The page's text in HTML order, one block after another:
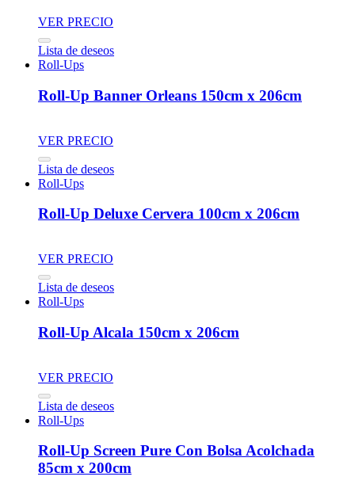
VER PRECIO
Lista de deseos
Roll-Ups
Roll-Up Banner Orleans 150cm x 206cm
VER PRECIO
Lista de deseos
Roll-Ups
Roll-Up Deluxe Cervera 100cm x 206cm
VER PRECIO
Lista de deseos
Roll-Ups
Roll-Up Alcala 150cm x 206cm
VER PRECIO
Lista de deseos
Roll-Ups
Roll-Up Screen Pure Con Bolsa Acolchada
85cm x 200cm